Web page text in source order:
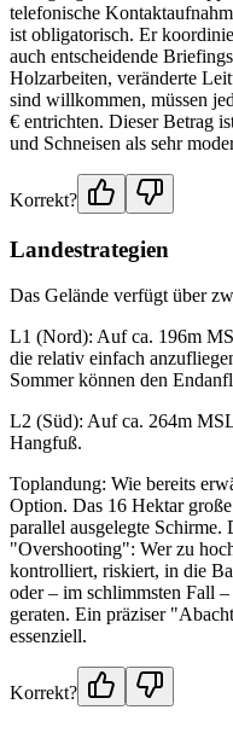
telefonische
ist obligatorisch. Er
auch entscheidende
Holzarbeiten, veränderte
sind willkommen, müssen
€ entrichten. Dieser Betrag
und Schneisen als sehr
Korrekt?
Landestrategien
Das Gelände verfügt über
L1 (Nord): Auf ca. 196m
die relativ einfach
Sommer können den
L2 (Süd): Auf ca. 264m
Hangfuß.
Toplandung: Wie bereits
Option. Das 16 Hektar
parallel ausgelegte
"Overshooting": Wer zu
kontrolliert, riskiert, in die
oder – im schlimmsten Fall
geraten. Ein präziser
essenziell.
Korrekt?